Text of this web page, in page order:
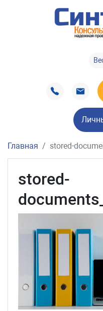
Главная stored-
stored-